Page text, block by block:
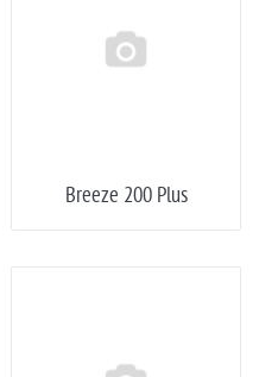
Breeze 200 Plus